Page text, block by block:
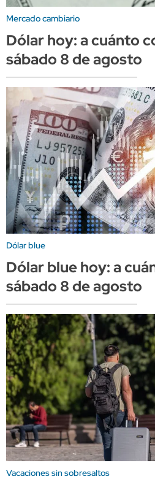
Mercado cambiario
Dólar hoy: a cuánto
sábado 8 de agosto
Dólar blue
Dólar blue hoy: a
sábado 8 de agosto
Vacaciones sin sobresaltos